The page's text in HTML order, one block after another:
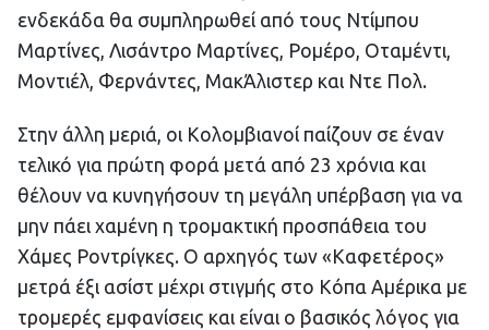
ενδεκάδα θα συμπληρωθεί από τους Ντίμπου
Μαρτίνες, Λισάντρο Μαρτίνες, Ρομέρο, Οταμέντι,
Μοντιέλ, Φερνάντες, ΜακΆλιστερ και Ντε Πολ.
Στην άλλη μεριά, οι Κολομβιανοί παίζουν σε έναν
τελικό για πρώτη φορά μετά από 23 χρόνια και
θέλουν να κυνηγήσουν τη μεγάλη υπέρβαση για να
μην πάει χαμένη η τρομακτική προσπάθεια του
Χάμες Ροντρίγκες. Ο αρχηγός των «Καφετέρος»
μετρά έξι ασίστ μέχρι στιγμής στο Κόπα Αμέρικα με
τρομερές εμφανίσεις και είναι ο βασικός λόγος για